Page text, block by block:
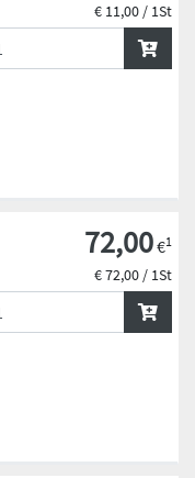
€ 11,00 / 1St
72,00€1
€ 72,00 / 1St